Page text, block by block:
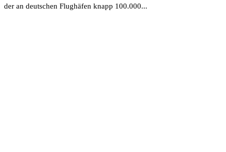
der an deutschen Flughäfen knapp 100.000...